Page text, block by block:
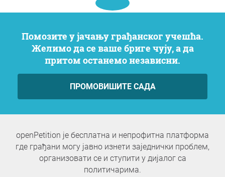
Помозите у јачању грађанског учешћа.
Желимо да се ваше бриге чују, а да
притом останемо независни.
ПРОМОВИШИТЕ САДА
openPetition је бесплатна и непрофитна платформа
где грађани могу јавно изнети заједнички проблем,
организовати се и ступити у дијалог са
политичарима.